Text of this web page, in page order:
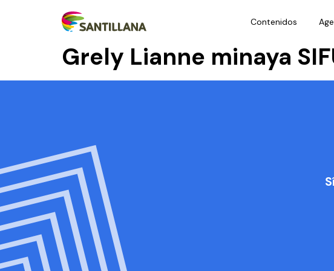
Contenidos
Grely Lianne minaya